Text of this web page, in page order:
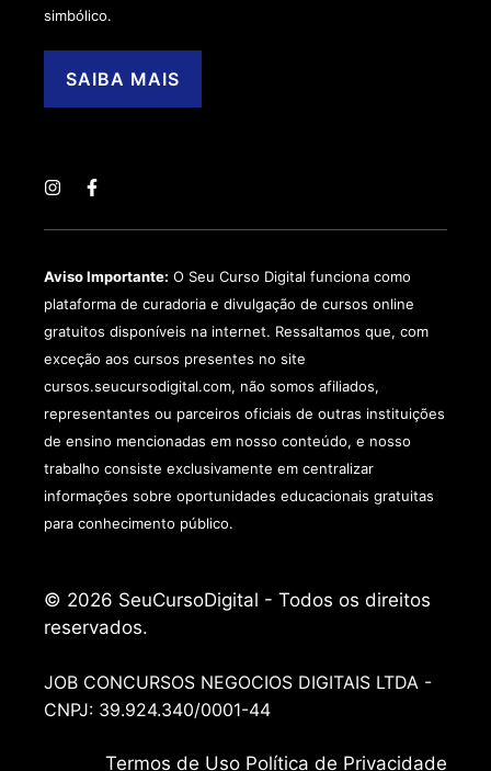
simbólico.
SAIBA MAIS
Aviso Importante: O Seu Curso Digital funciona como
plataforma de curadoria e divulgação de cursos online
gratuitos disponíveis na internet. Ressaltamos que, com
exceção aos cursos presentes no site
cursos.seucursodigital.com, não somos afiliados,
representantes ou parceiros oficiais de outras instituições
de ensino mencionadas em nosso conteúdo, e nosso
trabalho consiste exclusivamente em centralizar
informações sobre oportunidades educacionais gratuitas
para conhecimento público.
© 2026 SeuCursoDigital - Todos os direitos
reservados.
JOB CONCURSOS NEGOCIOS DIGITAIS LTDA -
CNPJ: 39.924.340/0001-44
Termos de Uso Política de Privacidade